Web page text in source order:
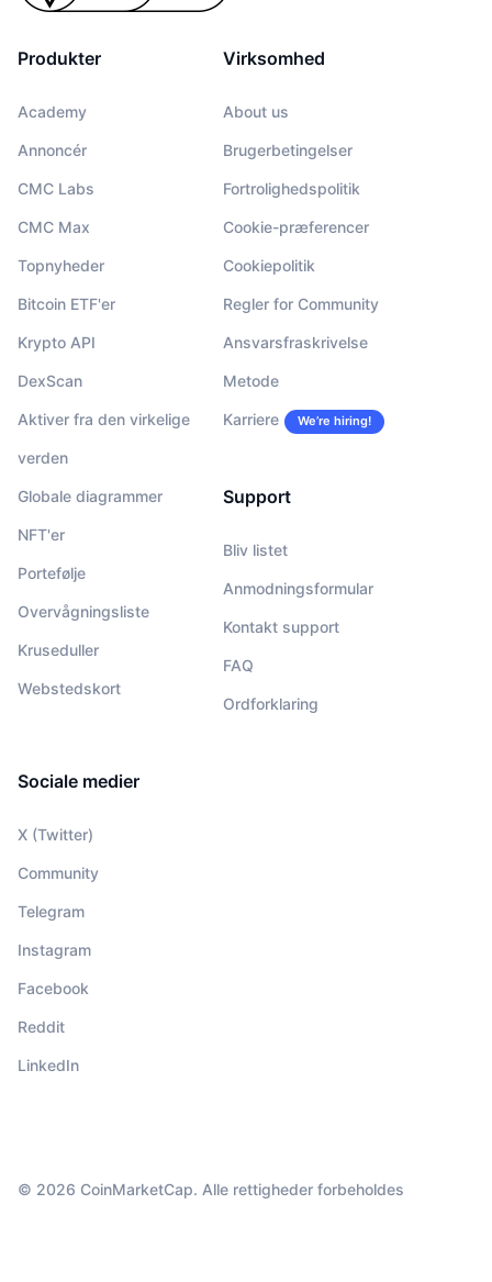
Begivenhedskalender
Produkter
Academy
Annoncér
CMC Labs
CMC Max
Topnyheder
Bitcoin ETF'er
Krypto API
DexScan
Aktiver fra den virkelige
verden
Globale diagrammer
NFT'er
Portefølje
Overvågningsliste
Kruseduller
Webstedskort
Virksomhed
About us
Brugerbetingelser
Fortrolighedspolitik
Cookie-præferencer
Cookiepolitik
Regler for Community
Ansvarsfraskrivelse
Metode
Karriere We’re hiring!
Support
Bliv listet
Anmodningsformular
Kontakt support
FAQ
Ordforklaring
Sociale medier
X (Twitter)
Community
Telegram
Instagram
Facebook
Reddit
LinkedIn
© 2026 CoinMarketCap. Alle rettigheder forbeholdes